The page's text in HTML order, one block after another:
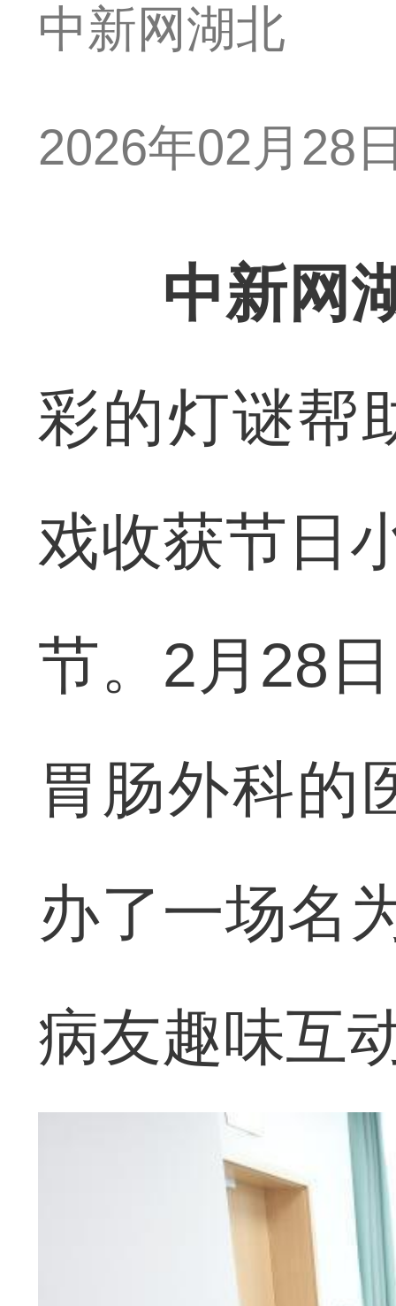
中新网湖北
2026年02月28
中新网
彩的灯谜帮
戏收获节日
节。2月28
胃肠外科的
办了一场名
病友趣味互